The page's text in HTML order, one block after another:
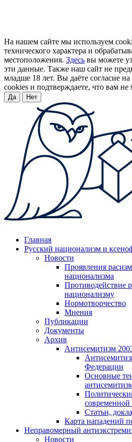
На нашем сайте мы используем
технического характера и
местоположения. Здесь вы можете
эти данные. Также наш сайт не
младше 18 лет. Вы даёте согласие
cookies и подтверждаете, что вам не
Да Нет
Главная
Русский национализм и
Новости
Проявления
национализма
Противодействие
национализму
Нормотворчество
Мнения
Публикации
Документы
Архив
Антисемитизм
Федерации
Основные
современной
Статьи,
Карта нападений
Неправомерный
Новости